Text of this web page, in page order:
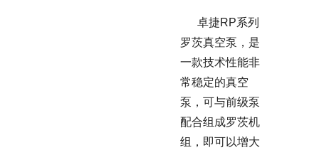
卓捷RP系列
罗茨真空泵，是
一款技术性能非
常稳定的真空
泵，可与前级泵
配合组成罗茨机
组，即可以增大